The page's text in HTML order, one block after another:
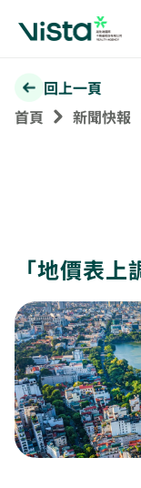
回上一頁
首頁
新聞快報
「地價表